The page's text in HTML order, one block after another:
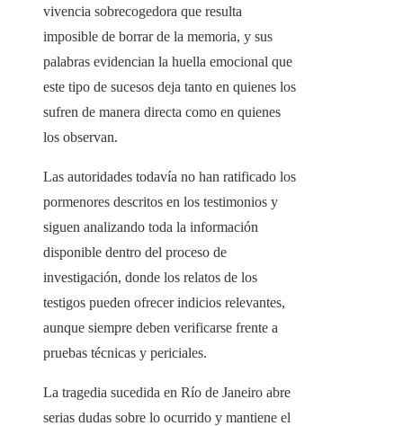
vivencia sobrecogedora que resulta
imposible de borrar de la memoria, y sus
palabras evidencian la huella emocional que
este tipo de sucesos deja tanto en quienes los
sufren de manera directa como en quienes
los observan.
Las autoridades todavía no han ratificado los
pormenores descritos en los testimonios y
siguen analizando toda la información
disponible dentro del proceso de
investigación, donde los relatos de los
testigos pueden ofrecer indicios relevantes,
aunque siempre deben verificarse frente a
pruebas técnicas y periciales.
La tragedia sucedida en Río de Janeiro abre
serias dudas sobre lo ocurrido y mantiene el